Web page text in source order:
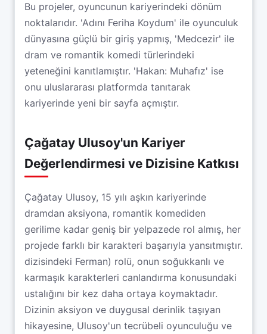
Bu projeler, oyuncunun kariyerindeki dönüm
noktalarıdır. 'Adını Feriha Koydum' ile oyunculuk
dünyasına güçlü bir giriş yapmış, 'Medcezir' ile
dram ve romantik komedi türlerindeki
yeteneğini kanıtlamıştır. 'Hakan: Muhafız' ise
onu uluslararası platformda tanıtarak
kariyerinde yeni bir sayfa açmıştır.
Çağatay Ulusoy'un Kariyer
Değerlendirmesi ve Dizisine Katkısı
Çağatay Ulusoy, 15 yılı aşkın kariyerinde
dramdan aksiyona, romantik komediden
gerilime kadar geniş bir yelpazede rol almış, her
projede farklı bir karakteri başarıyla yansıtmıştır.
dizisindeki Ferman) rolü, onun soğukkanlı ve
karmaşık karakterleri canlandırma konusundaki
ustalığını bir kez daha ortaya koymaktadır.
Dizinin aksiyon ve duygusal derinlik taşıyan
hikayesine, Ulusoy'un tecrübeli oyunculuğu ve